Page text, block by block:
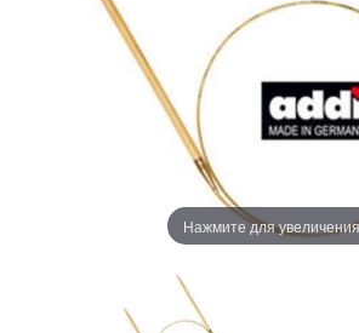
Нажмите для увеличения